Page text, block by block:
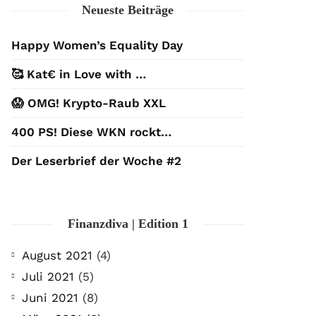
Neueste Beiträge
Happy Women’s Equality Day
🥰 Kat€ in Love with …
😱 OMG! Krypto-Raub XXL
400 PS! Diese WKN rockt…
Der Leserbrief der Woche #2
Finanzdiva | Edition 1
August 2021 (4)
Juli 2021 (5)
Juni 2021 (8)